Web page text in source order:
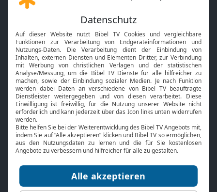
Gott und Bibel erklärt
Neuigkeiten
Mobile App
Smart TV
HbbTV
Bibelthek Online-Bibel
Nächster Gottesdienst
Bibel TV
Über uns
Jobs
Mediadaten
Service
Kontakt
TV-Empfang